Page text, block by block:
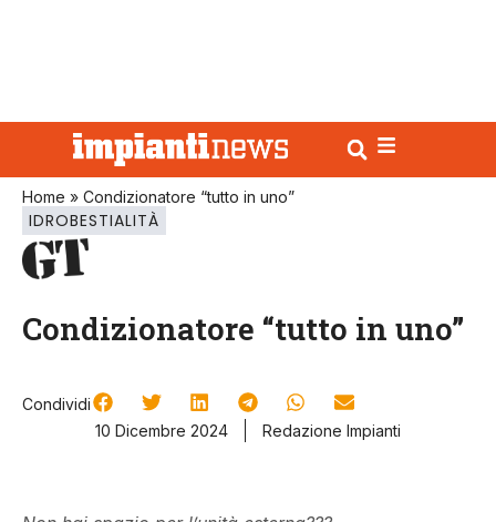
Home » Condizionatore “tutto in uno”
IDROBESTIALITÀ
Condizionatore “tutto in uno”
Condividi
10 Dicembre 2024
Redazione Impianti